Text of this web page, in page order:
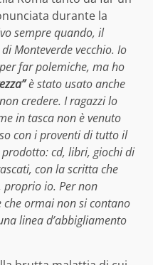
durante la
sempre quando, il
Monteverde vecchio. Io
far polemiche, ma ho
è stato usato anche
credere. I ragazzi lo
in tasca non è venuto
con i proventi di tutto il
cd, libri, giochi di
con la scritta che
proprio io. Per non
ormai non si contano
linea d’abbigliamento